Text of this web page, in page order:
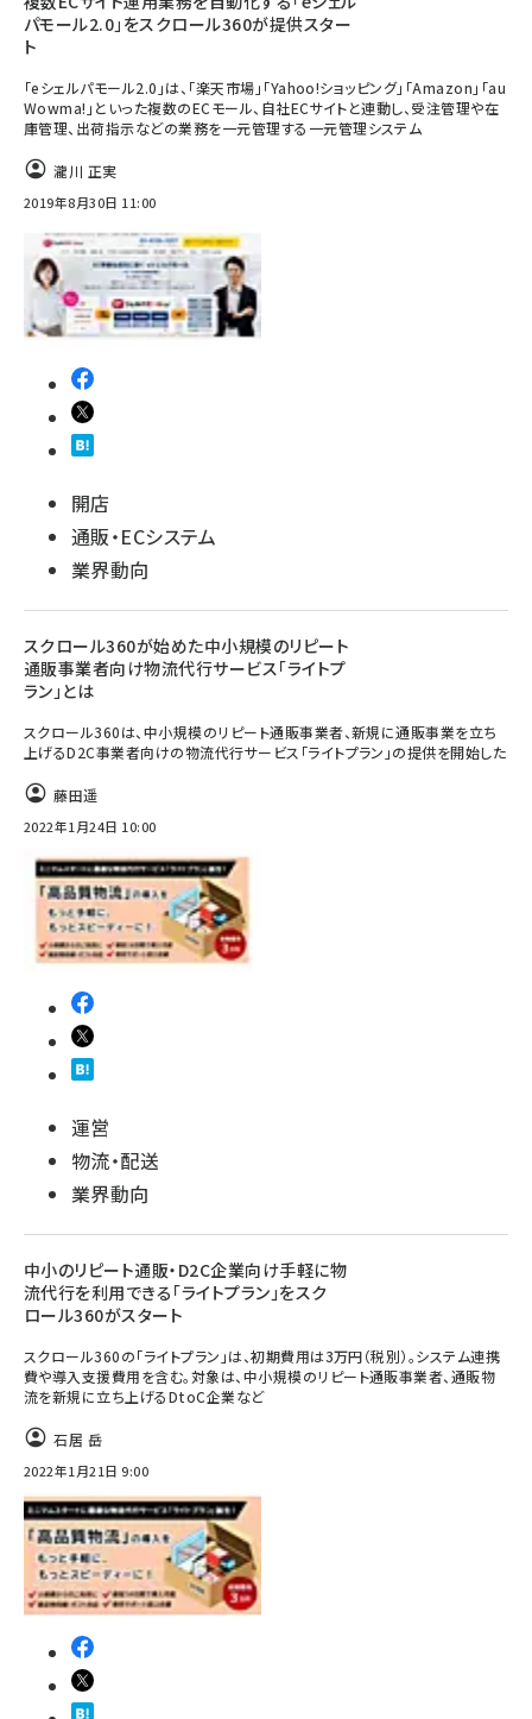
パモール2.0」をスクロール360が提供スター
ト
「eシェルパモール2.0」は、「楽天市場」「Yahoo!ショッピング」「Amazon」「au
Wowma!」といった複数のECモール、自社ECサイトと連動し、受注管理や在
庫管理、出荷指示などの業務を一元管理する一元管理システム
瀧川 正実
2019年8月30日 11:00
開店
通販・ECシステム
業界動向
スクロール360が始めた中小規模のリピート
通販事業者向け物流代行サービス「ライトプ
ラン」とは
スクロール360は、中小規模のリピート通販事業者、新規に通販事業を立ち
上げるD2C事業者向けの物流代行サービス「ライトプラン」の提供を開始した
藤田遥
2022年1月24日 10:00
運営
物流・配送
業界動向
中小のリピート通販・D2C企業向け手軽に物
流代行を利用できる「ライトプラン」をスク
ロール360がスタート
スクロール360の「ライトプラン」は、初期費用は3万円（税別）。システム連携
費や導入支援費用を含む。対象は、中小規模のリピート通販事業者、通販物
流を新規に立ち上げるDtoC企業など
石居 岳
2022年1月21日 9:00